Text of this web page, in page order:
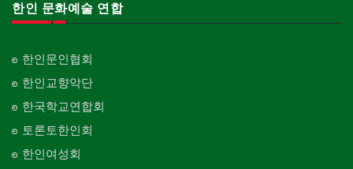
한인 문화예술 연합
한인문인협회
한인교향악단
한국학교연합회
토론토한인회
한인여성회